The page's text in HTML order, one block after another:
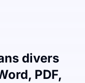
divers
PDF,